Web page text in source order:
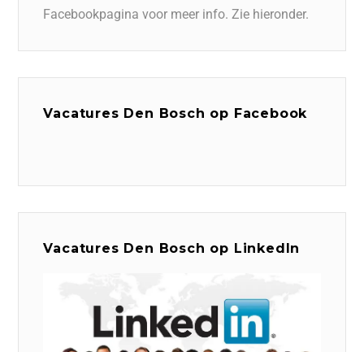
Facebookpagina voor meer info. Zie hieronder.
Vacatures Den Bosch op Facebook
Vacatures Den Bosch op LinkedIn